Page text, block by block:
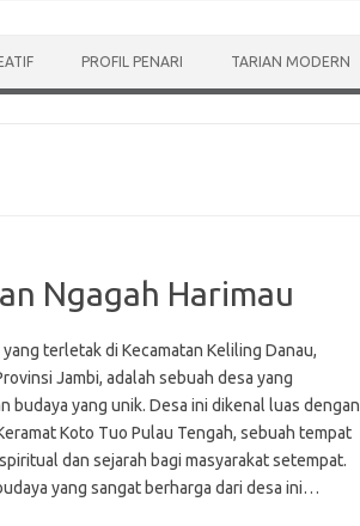
PROFIL PENARI TARIAN MODERN
Ngagah Harimau
terletak di Kecamatan Keliling Danau,
Jambi, adalah sebuah desa yang
budaya yang unik. Desa ini dikenal luas dengan
Koto Tuo Pulau Tengah, sebuah tempat
dan sejarah bagi masyarakat setempat.
yang sangat berharga dari desa ini…